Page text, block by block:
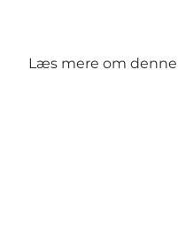
Læs mere om